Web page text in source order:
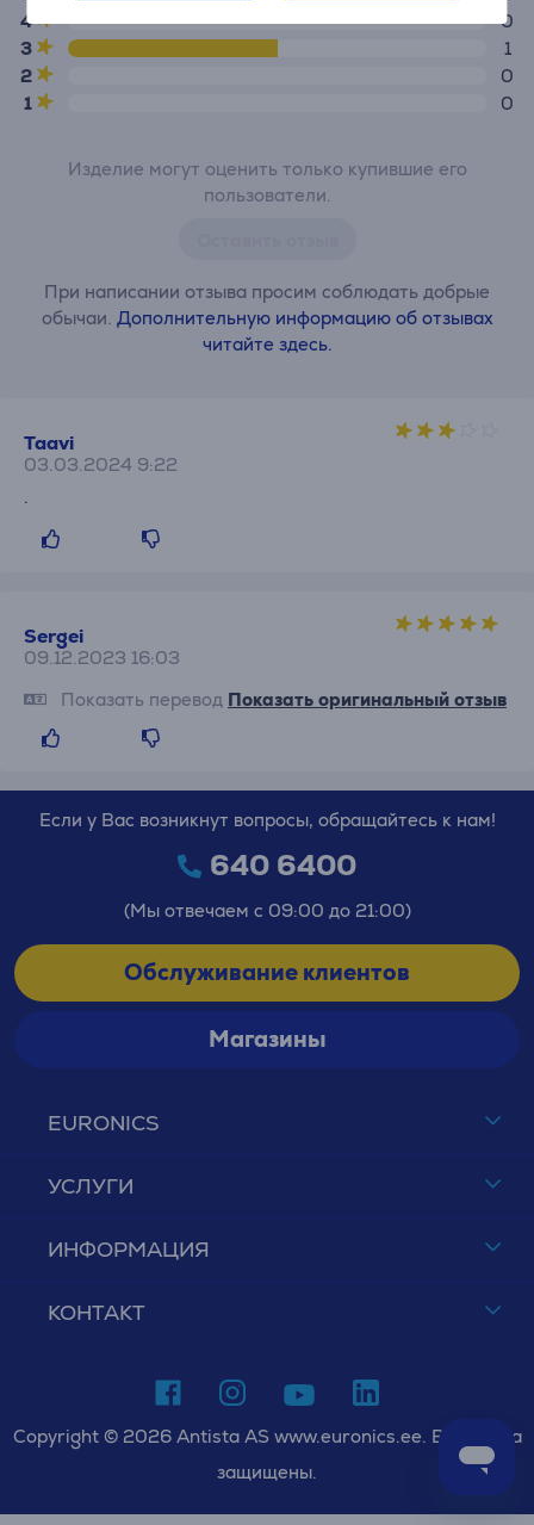
4
0
3
1
2
0
1
0
Изделие могут оценить только купившие его
пользователи.
При написании отзыва просим соблюдать добрые
обычаи. Дополнительную информацию об отзывах
читайте здесь.
Taavi
03.03.2024 9:22
.
Sergei
09.12.2023 16:03
Показать перевод Показать оригинальный отзыв
EURONICS
УСЛУГИ
ИНФОРМАЦИЯ
КОНТАКТ
Если у Вас возникнут вопросы, обращайтесь к нам!
640 6400
(Мы отвечаем с 09:00 до 21:00)
Обслуживание клиентов
Магазины
Copyright © 2026 Antista AS www.euronics.ee. Все права
защищены.